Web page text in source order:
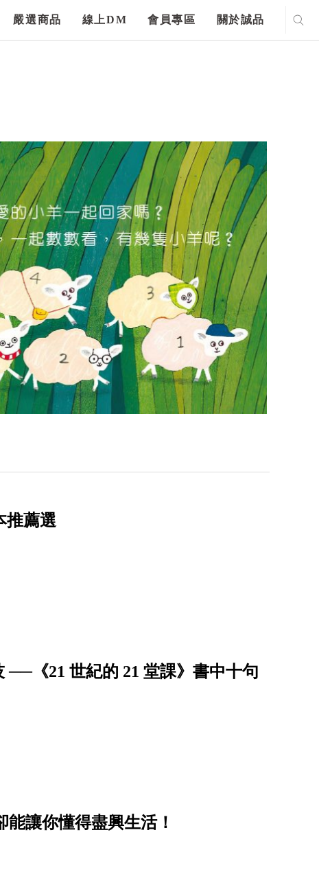
嚴選商品 線上DM 會員專區 關於誠品
推薦選
《21 世紀的 21 堂課》書中十句
讓你懂得盡興生活！